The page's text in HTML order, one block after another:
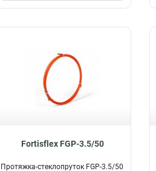
Fortisflex FGP-3.5/50
Протяжка-стеклопруток FGP-3.5/50